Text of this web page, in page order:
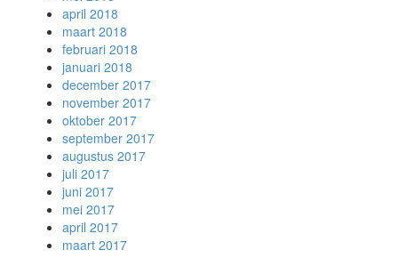
april 2018
maart 2018
februari 2018
januari 2018
december 2017
november 2017
oktober 2017
september 2017
augustus 2017
juli 2017
juni 2017
mei 2017
april 2017
maart 2017